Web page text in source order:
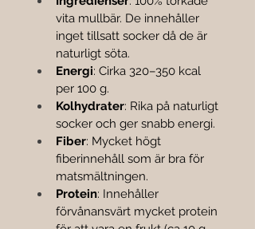
vita mullbär. De innehåller
inget tillsatt socker då de är
naturligt söta.
Energi: Cirka 320–350 kcal
per 100 g.
Kolhydrater: Rika på naturligt
socker och ger snabb energi.
Fiber: Mycket högt
fiberinnehåll som är bra för
matsmältningen.
Protein: Innehåller
förvånansvärt mycket protein